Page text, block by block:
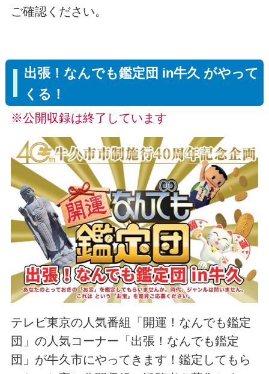
ご確認ください。
出張！なんでも鑑定団 in牛久 がやって
くる！
※公開収録は終了しています
テレビ東京の人気番組「開運！なんでも鑑定
団」の人気コーナー「出張！なんでも鑑定
団」が牛久市にやってきます！鑑定してもら